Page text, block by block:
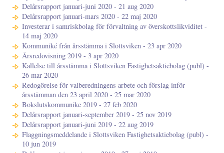
Delårsrapport januari-juni 2020 - 21 aug 2020
Delårsrapport januari-mars 2020 - 22 maj 2020
Investerar i samriskbolag för förvaltning av överskottslikviditet -
14 maj 2020
Kommuniké från årsstämma i Slottsviken - 23 apr 2020
Årsredovisning 2019 - 3 apr 2020
Kallelse till årsstämma i Slottsviken Fastighetsaktiebolag (publ) -
26 mar 2020
Redogörelse för valberedningens arbete och förslag inför
årsstämman den 23 april 2020 - 25 mar 2020
Bokslutskommunike 2019 - 27 feb 2020
Delårsrapport januari-september 2019 - 25 nov 2019
Delårsrapport januari-juni 2019 - 22 aug 2019
Flaggningsmeddelande i Slottsviken Fastighetsaktiebolag (publ) -
10 jun 2019